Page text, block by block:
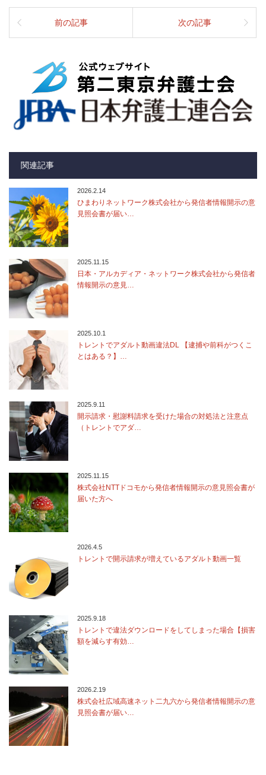
前の記事 次の記事
関連記事
2026.2.14
ひまわりネットワーク株式会社から発信者情報開示の意
見照会書が届い…
2025.11.15
日本・アルカディア・ネットワーク株式会社から発信者
情報開示の意見…
2025.10.1
トレントでアダルト動画違法DL 【逮捕や前科がつくこ
とはある？】…
2025.9.11
開示請求・慰謝料請求を受けた場合の対処法と注意点
（トレントでアダ…
2025.11.15
株式会社NTTドコモから発信者情報開示の意見照会書が
届いた方へ
2026.4.5
トレントで開示請求が増えているアダルト動画一覧
2025.9.18
トレントで違法ダウンロードをしてしまった場合【損害
額を減らす有効…
2026.2.19
株式会社広域高速ネット二九六から発信者情報開示の意
見照会書が届い…